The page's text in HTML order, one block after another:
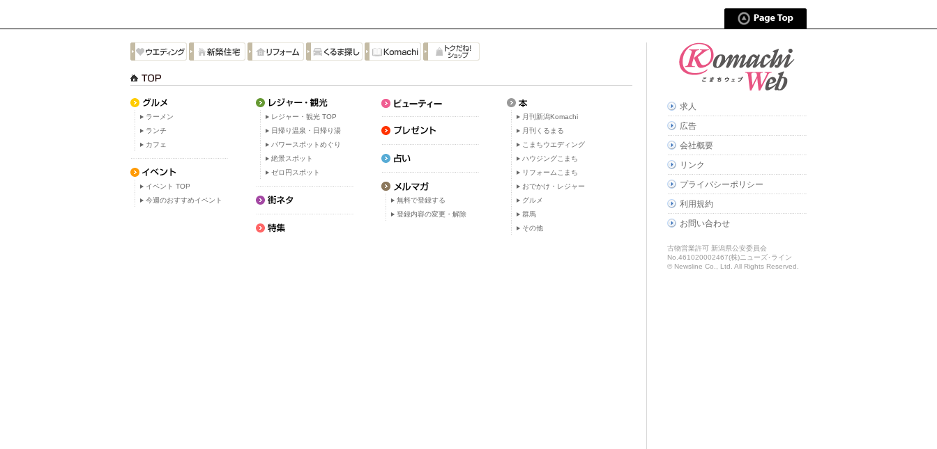
ラーメン
ランチ
カフェ
イベント TOP
今週のおすすめイベント
レジャー・観光 TOP
日帰り温泉・日帰り湯
パワースポットめぐり
絶景スポット
ゼロ円スポット
無料で登録する
登録内容の変更・解除
月刊新潟Komachi
月刊くるまる
こまちウエディング
ハウジングこまち
リフォームこまち
おでかけ・レジャー
グルメ
群馬
その他
求人
広告
会社概要
リンク
プライバシーポリシー
利用規約
お問い合わせ
古物営業許可 新潟県公安委員会
No.461020002467(株)ニューズ･ライン
© Newsline Co., Ltd. All Rights Reserved.